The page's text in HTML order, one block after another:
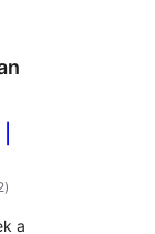
укупних
оцена
)
a